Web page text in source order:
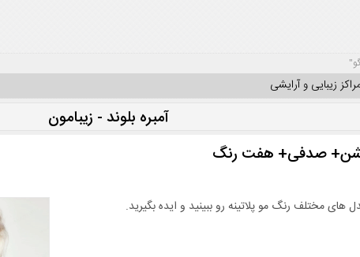
زیبایی و آرایشی
آمبره بلوند - زیبامون
روشن+ صدفی+ هفت رنگ
مختلف رنگ مو پلاتینه رو ببینید و ایده بگیرید.